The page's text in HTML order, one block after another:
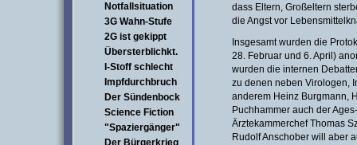
Notfallsituation
3G Wahn-Stufe
2G ist gekippt
Übersterblichkt.
I-Stoff schlecht
Impfdurchbruch
Der Sündenbock
Science Fiction
"Spaziergänger"
Der Bürgerkrieg
dass Eltern, Großeltern
die Angst vor
Insgesamt wurden die
28. Februar und 6. April)
wurden die internen
zu denen neben Virologen,
anderem Heinz Burgmann,
Puchhammer auch der
Ärztekammerchef Thomas
Rudolf Anschober will aber